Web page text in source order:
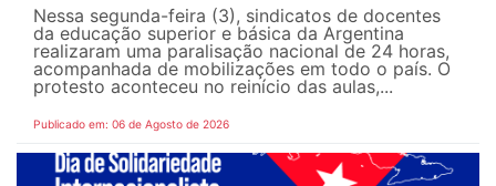
Nessa segunda-feira (3), sindicatos de docentes
da educação superior e básica da Argentina
realizaram uma paralisação nacional de 24 horas,
acompanhada de mobilizações em todo o país. O
protesto aconteceu no reinício das aulas,...
Publicado em: 06 de Agosto de 2026